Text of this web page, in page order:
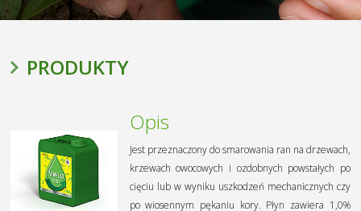
PRODUKTY
Opis
Jest przeznaczony do smarowania ran na drzewach,
krzewach owocowych i ozdobnych powstałych po
cięciu lub w wyniku uszkodzeń mechanicznych czy
po wiosennym pękaniu kory. Płyn zawiera 1,0%